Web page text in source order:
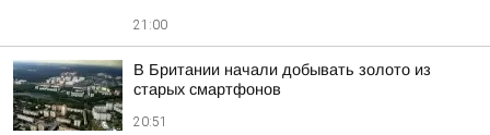
21:00
В Британии начали добывать золото из
старых смартфонов
20:51